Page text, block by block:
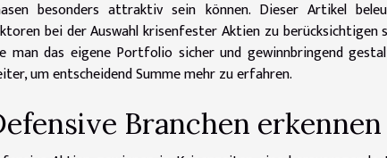
besonders attraktiv sein können. Dieser Artikel
bei der Auswahl krisenfester Aktien zu berücksichtigen
man das eigene Portfolio sicher und gewinnbringend
um entscheidend Summe mehr zu erfahren.
Branchen erkennen